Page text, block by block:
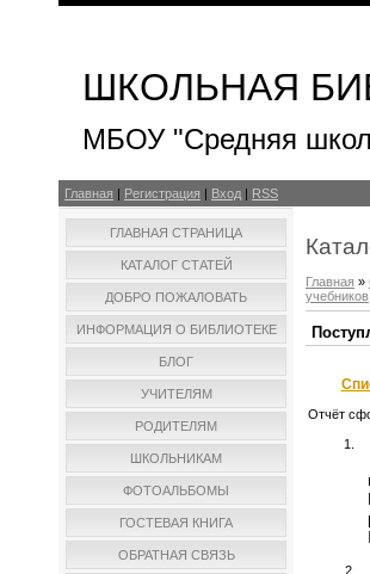
ШКОЛЬНАЯ
МБОУ "Средняя
Главная Регистрация Вход RSS
ГЛАВНАЯ СТРАНИЦА
КАТАЛОГ СТАТЕЙ
ДОБРО ПОЖАЛОВАТЬ
ИНФОРМАЦИЯ О БИБЛИОТЕКЕ
БЛОГ
УЧИТЕЛЯМ
РОДИТЕЛЯМ
ШКОЛЬНИКАМ
ФОТОАЛЬБОМЫ
ГОСТЕВАЯ КНИГА
ОБРАТНАЯ СВЯЗЬ
Главная »
учебников
Отчёт